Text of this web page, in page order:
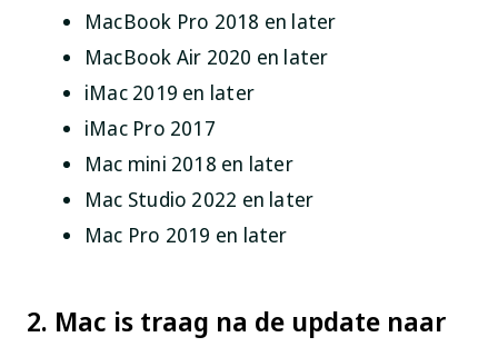
MacBook Pro 2018 en later
MacBook Air 2020 en later
iMac 2019 en later
iMac Pro 2017
Mac mini 2018 en later
Mac Studio 2022 en later
Mac Pro 2019 en later
2. Mac is traag na de update naar